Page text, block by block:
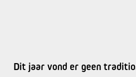
Dit jaar vond er geen